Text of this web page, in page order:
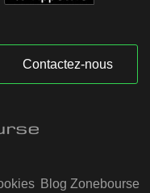
Contactez-nous
Blog Zonebourse